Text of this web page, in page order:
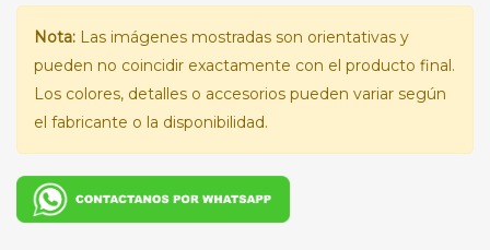
Nota: Las imágenes mostradas son orientativas y
pueden no coincidir exactamente con el producto final.
Los colores, detalles o accesorios pueden variar según
el fabricante o la disponibilidad.